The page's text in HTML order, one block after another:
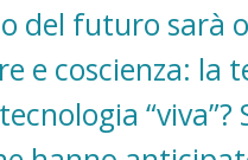
del futuro sarà
e coscienza: la